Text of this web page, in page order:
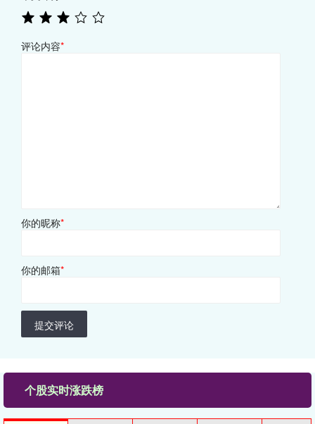
评论内容*
你的昵称*
你的邮箱*
提交评论
个股实时涨跌榜